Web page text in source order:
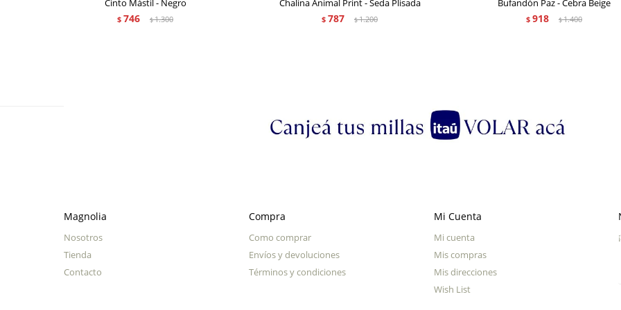
$ 746 $1.300 $ 787 $1.200 $ 918 $1.400
Magnolia
Nosotros
Tienda
Contacto
Compra
Como comprar
Envíos y devoluciones
Términos y condiciones
Mi Cuenta
Mi cuenta
Mis compras
Mis direcciones
Wish List